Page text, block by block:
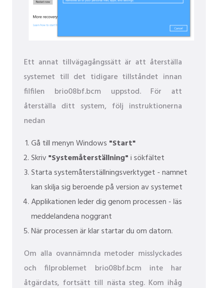
Ett annat tillvägagångssätt är att återställa
systemet till det tidigare tillståndet innan
filfilen brio08bf.bcm uppstod. För att
återställa ditt system, följ instruktionerna
nedan
Gå till menyn Windows "Start"
Skriv"Systemåterställning"i sökfältet
Starta systemåterställningsverktyget - namnet
kan skilja sig beroende på version av systemet
Applikationen leder dig genom processen - läs
meddelandena noggrant
När processen är klar startar du om datorn.
Om alla ovannämnda metoder misslyckades
och filproblemet brio08bf.bcm inte har
åtgärdats, fortsätt till nästa steg. Kom ihåg